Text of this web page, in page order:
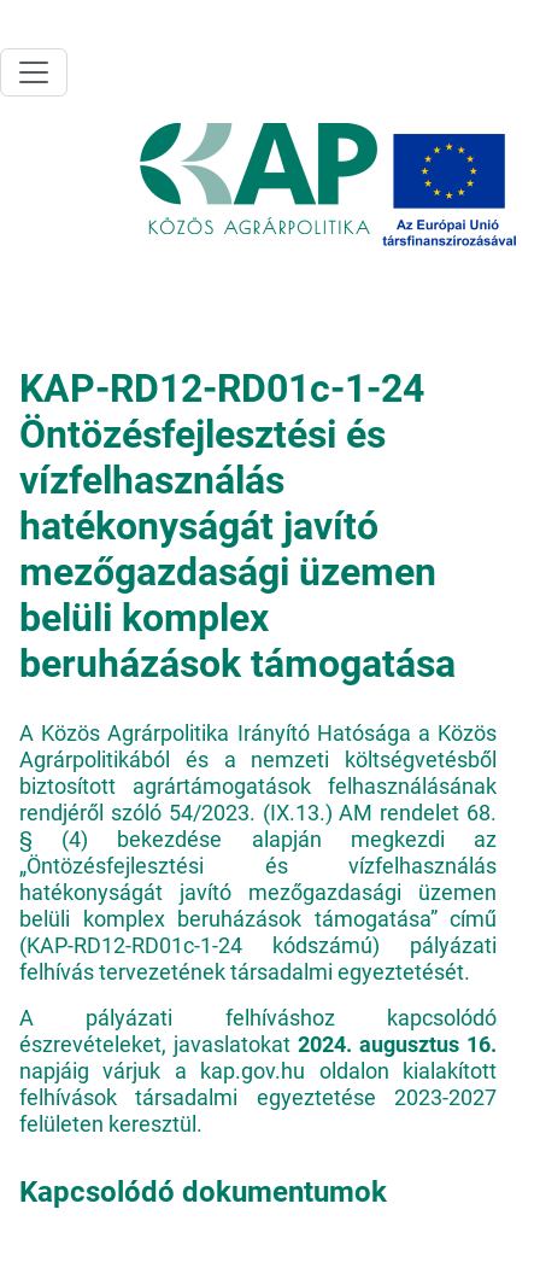
KAP-RD12-RD01c-1-24
Öntözésfejlesztési és
vízfelhasználás
hatékonyságát javító
mezőgazdasági üzemen
belüli komplex
beruházások támogatása
A Közös Agrárpolitika Irányító Hatósága a Közös
Agrárpolitikából és a nemzeti költségvetésből
biztosított agrártámogatások felhasználásának
rendjéről szóló 54/2023. (IX.13.) AM rendelet 68.
§ (4) bekezdése alapján megkezdi az
„Öntözésfejlesztési és vízfelhasználás
hatékonyságát javító mezőgazdasági üzemen
belüli komplex beruházások támogatása” című
(KAP-RD12-RD01c-1-24 kódszámú) pályázati
felhívás tervezetének társadalmi egyeztetését.
A pályázati felhíváshoz kapcsolódó
észrevételeket, javaslatokat 2024. augusztus 16.
napjáig várjuk a kap.gov.hu oldalon kialakított
felhívások társadalmi egyeztetése 2023-2027
felületen keresztül.
Kapcsolódó dokumentumok